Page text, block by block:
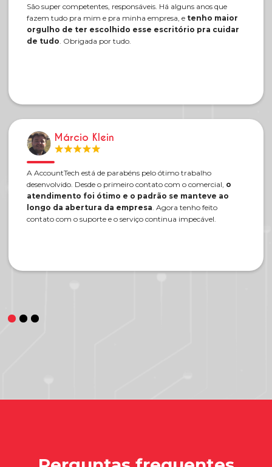
São super competentes, responsáveis. Há alguns anos que
fazem tudo pra mim e pra minha empresa, e tenho maior
orgulho de ter escolhido esse escritório pra cuidar
de tudo . Obrigada por tudo.
Márcio Klein
A AccountTech está de parabéns pelo ótimo trabalho
desenvolvido. Desde o primeiro contato com o comercial, o
atendimento foi ótimo e o padrão se manteve ao
longo da abertura da empresa . Agora tenho feito
contato com o suporte e o serviço continua impecável.